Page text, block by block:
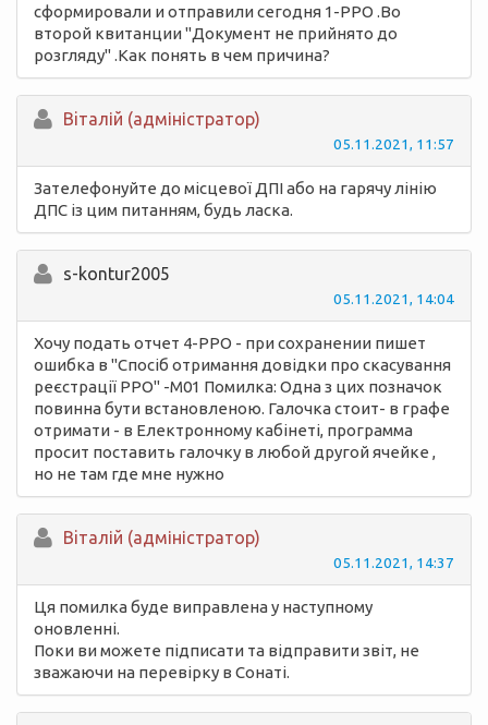
сформировали и отправили сегодня 1-РРО .Во
второй квитанции "Документ не прийнято до
розгляду" .Как понять в чем причина?
Вiталій (адміністратор)
05.11.2021, 11:57
Зателефонуйте до місцевої ДПІ або на гарячу лінію
ДПС із цим питанням, будь ласка.
s-kontur2005
05.11.2021, 14:04
Хочу подать отчет 4-РРО - при сохранении пишет
ошибка в "Спосіб отримання довідки про скасування
реєстрації РРО" -M01 Помилка: Одна з цих позначок
повинна бути встановленою. Галочка стоит- в графе
отримати - в Електронному кабінеті, программа
просит поставить галочку в любой другой ячейке ,
но не там где мне нужно
Вiталій (адміністратор)
05.11.2021, 14:37
Ця помилка буде виправлена у наступному
оновленні.
Поки ви можете підписати та відправити звіт, не
зважаючи на перевірку в Сонаті.